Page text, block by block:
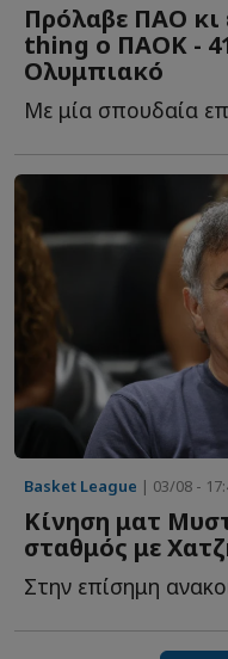
Πρόλαβε ΠΑΟ κι
thing ο ΠΑΟΚ -
Ολυμπιακό
Basket League | 03/08 -
Κίνηση ματ
σταθμός με